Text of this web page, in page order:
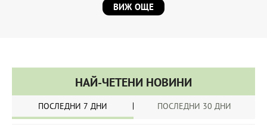
ВИЖ ОЩЕ
НАЙ-ЧЕТЕНИ НОВИНИ
ПОСЛЕДНИ 7 ДНИ ПОСЛЕДНИ 30 ДНИ